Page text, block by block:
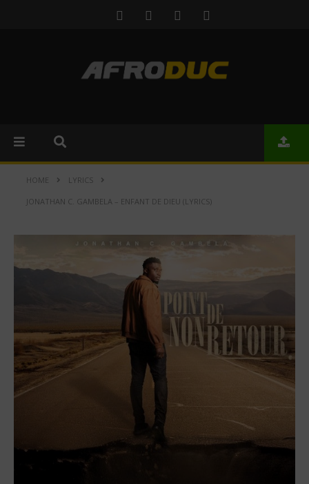
HOME LYRICS
JONATHAN C. GAMBELA – ENFANT DE DIEU (LYRICS)